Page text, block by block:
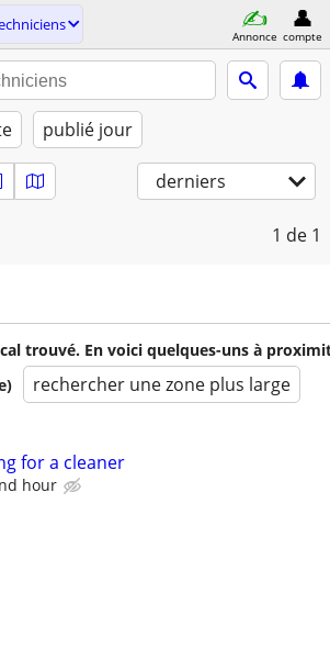
Annonce compte
publié jour
derniers
1 de 1
trouvé. En voici quelques-uns à
rechercher une zone plus large
for a cleaner
hour